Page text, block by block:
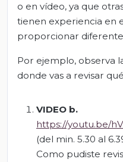
o en vídeo, ya que
tienen experiencia en
proporcionar
Por ejemplo, observa
donde vas a revisar
VIDEO b.
https://youtu.be/
(del min. 5.30 al
Como pudiste